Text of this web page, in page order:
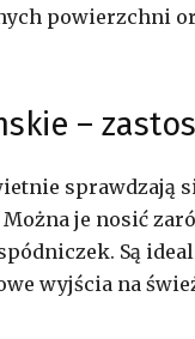
powierzchni
–
sprawdzają
je nosić
Są
wyjścia na